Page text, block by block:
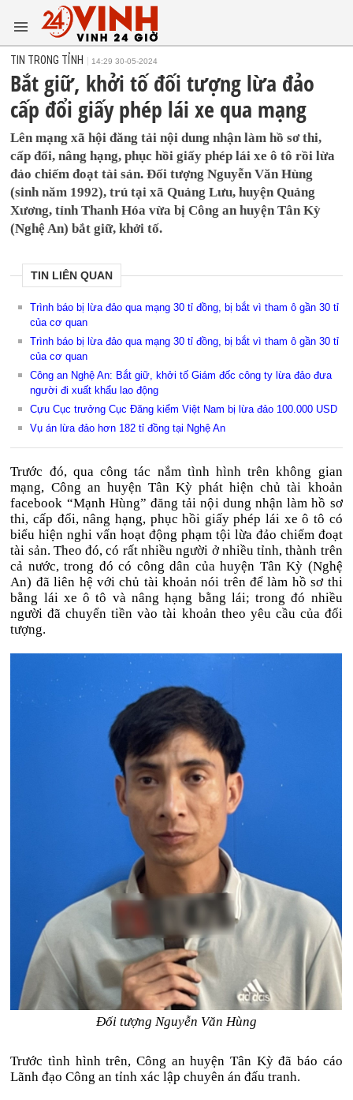
TIN TRONG TỈNH 14:29 30-05-2024
Bắt giữ, khởi tố đối tượng lừa đảo
cấp đổi giấy phép lái xe qua mạng
Lên mạng xã hội đăng tải nội dung nhận làm hồ sơ thi,
cấp đổi, nâng hạng, phục hồi giấy phép lái xe ô tô rồi lừa
đảo chiếm đoạt tài sản. Đối tượng Nguyễn Văn Hùng
(sinh năm 1992), trú tại xã Quảng Lưu, huyện Quảng
Xương, tỉnh Thanh Hóa vừa bị Công an huyện Tân Kỳ
(Nghệ An) bắt giữ, khởi tố.
TIN LIÊN QUAN
Trình báo bị lừa đảo qua mạng 30 tỉ đồng, bị bắt vì tham ô gần 30 tỉ
của cơ quan
Trình báo bị lừa đảo qua mạng 30 tỉ đồng, bị bắt vì tham ô gần 30 tỉ
của cơ quan
Công an Nghệ An: Bắt giữ, khởi tố Giám đốc công ty lừa đảo đưa
người đi xuất khẩu lao động
Cựu Cục trưởng Cục Đăng kiểm Việt Nam bị lừa đảo 100.000 USD
Vụ án lừa đảo hơn 182 tỉ đồng tại Nghệ An
Trước đó, qua công tác nắm tình hình trên không gian
mạng, Công an huyện Tân Kỳ phát hiện chủ tài khoản
facebook “Mạnh Hùng” đăng tải nội dung nhận làm hồ sơ
thi, cấp đổi, nâng hạng, phục hồi giấy phép lái xe ô tô có
biểu hiện nghi vấn hoạt động phạm tội lừa đảo chiếm đoạt
tài sản. Theo đó, có rất nhiều người ở nhiều tỉnh, thành trên
cả nước, trong đó có công dân của huyện Tân Kỳ (Nghệ
An) đã liên hệ với chủ tài khoản nói trên để làm hồ sơ thi
bằng lái xe ô tô và nâng hạng bằng lái; trong đó nhiều
người đã chuyển tiền vào tài khoản theo yêu cầu của đối
tượng.
Đối tượng Nguyễn Văn Hùng
Trước tình hình trên, Công an huyện Tân Kỳ đã báo cáo
Lãnh đạo Công an tỉnh xác lập chuyên án đấu tranh.